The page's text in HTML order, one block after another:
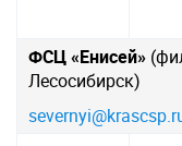
ФСЦ «Енисей»
Лесосибирск)